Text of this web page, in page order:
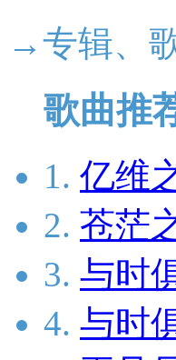
→专辑、
歌曲推
1. 亿维
2. 苍茫
3. 与时
4. 与时